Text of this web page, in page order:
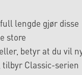
lengde gjør disse
store
betyr at du vil
Classic-serien